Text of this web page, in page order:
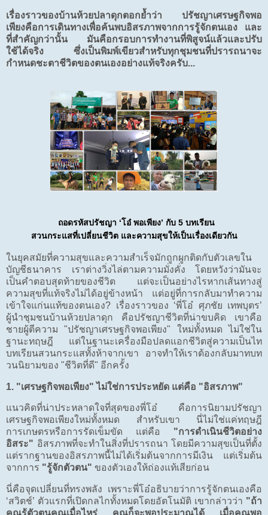
เรื่องราวของบ้านห้วยปลาดุกตอกย้ำว่า ปรัชญาเศรษฐกิจพอ
เพียงคือการเดินทางเพื่อค้นพบอิสรภาพจากการรู้จักตนเอง และ
ที่สำคัญกว่านั้น มันคือกรอบการทำงานที่พิสูจน์แล้วและปรับ
ใช้ได้จริง ซึ่งเป็นพิมพ์เขียวสำหรับทุกชุมชนที่ปรารถนาจะ
กำหนดชะตาชีวิตของตนเองอย่างแท้จริงครับ...
ถอดรหัสปรัชญา ‘โอ๋ พอเพียง’ กับ 5 บทเรียน
สวนกระแสที่เปลี่ยนชีวิต และความสุขให้เป็นเรื่องเดียวกัน
ในยุคสมัยที่ความสุขและความสำเร็จมักถูกผูกติดกับตัวเลขใน
บัญชีธนาคาร เราต่างวิ่งไล่ตามความมั่งคั่ง โดยหวังว่ามันจะ
เป็นคำตอบสุดท้ายของชีวิต แต่จะเป็นอย่างไรหากเส้นทางสู่
ความสุขที่แท้จริงไม่ได้อยู่ข้างหน้า แต่อยู่ที่การกลับมาทำความ
เข้าใจแก่นแท้ของตนเอง? เรื่องราวของ ‘พี่โอ๋ ศุภชัย เทพบุตร’
ผู้นำชุมชนบ้านห้วยปลาดุก คือปรัชญาชีวิตที่น่าขบคิด เขาคือ
ชายผู้ตีความ "ปรัชญาเศรษฐกิจพอเพียง" ใหม่ทั้งหมด ไม่ใช่ใน
ฐานะทฤษฎี แต่ในฐานะเครื่องมือปลดแอกชีวิตสู่ความเป็นไท
บทเรียนสวนกระแสทั้งห้าจากเขา อาจทำให้เราต้องกลับมาทบท
วนนิยามของ "ชีวิตที่ดี" อีกครั้ง
1. "เศรษฐกิจพอเพียง" ไม่ใช่การประหยัด แต่คือ "อิสรภาพ"
แนวคิดที่น่าประหลาดใจที่สุดของพี่โอ๋ คือการนิยามปรัชญา
เศรษฐกิจพอเพียงใหม่ทั้งหมด สำหรับเขา นี่ไม่ใช่แค่ทฤษฎี
การเกษตรหรือการรัดเข็มขัด แต่คือ "การดำเนินชีวิตอย่าง
อิสระ" อิสรภาพที่จะทำในสิ่งที่ปรารถนา โดยมีความสุขเป็นที่ตั้ง
แต่รากฐานของอิสรภาพนี้ไม่ได้เริ่มต้นจากการมีเงิน แต่เริ่มต้น
จากการ "รู้จักตัวตน" ของตัวเองให้ถ่องแท้เสียก่อน
นี่คือจุดเปลี่ยนที่ทรงพลัง เพราะพี่โอ๋อธิบายว่าการรู้จักตนเองคือ
‘สวิตช์’ ตัวแรกที่เปิดกลไกทั้งหมดโดยอัตโนมัติ เขากล่าวว่า "ถ้า